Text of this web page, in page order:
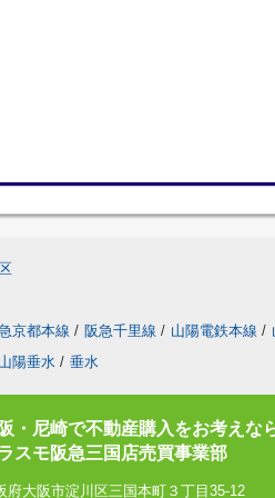
京都本線 / 阪急千里線 / 山陽電鉄本線 /
山陽垂水 / 垂水
・尼崎で不動産購入をお考えな
スモ阪急三国店売買事業部
府大阪市淀川区三国本町３丁目35-12